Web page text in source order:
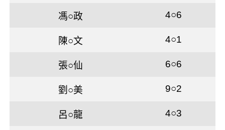
馮○政 4○6
陳○文 4○1
張○仙 6○6
劉○美 9○2
呂○龍 4○3